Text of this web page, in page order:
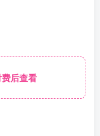
后查看